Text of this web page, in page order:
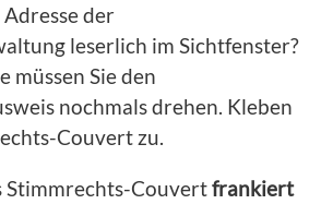
Adresse der
leserlich im Sichtfenster?
müssen Sie den
nochmals drehen. Kleben
Couvert zu.
Stimmrechts-Couvertfrankiert